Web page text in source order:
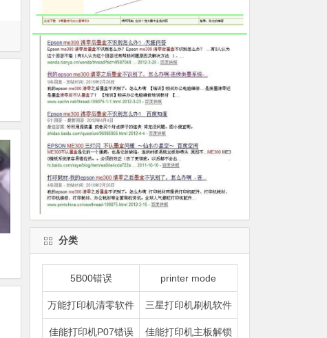
分类
5B00错误 printer mode
万能打印机清零软件 三星打印机刷机软件
佳能打印机P07错误 佳能打印机主板解锁